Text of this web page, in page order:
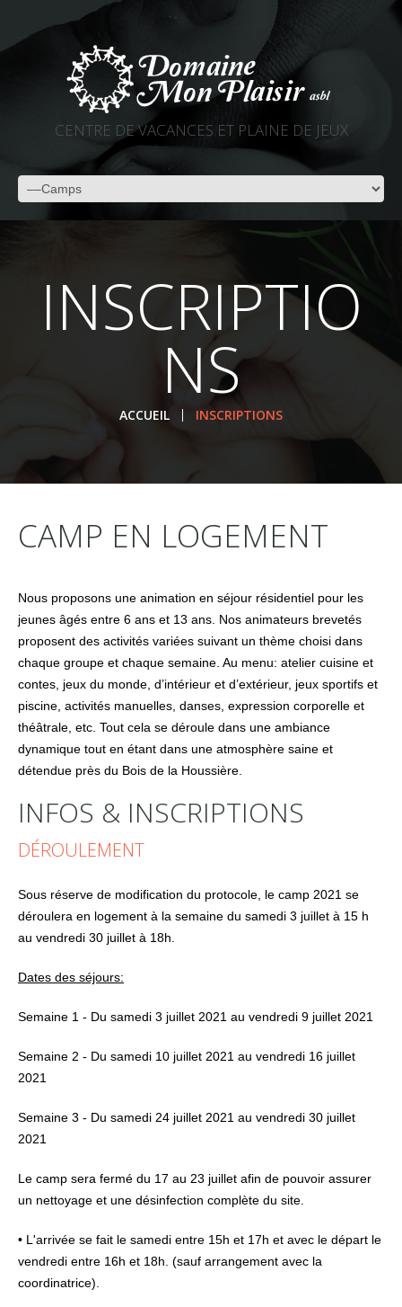
CENTRE DE VACANCES ET PLAINE DE JEUX
INSCRIPTIO
NS
ACCUEIL INSCRIPTIONS
CAMP EN LOGEMENT
Nous proposons une animation en séjour résidentiel pour les
jeunes âgés entre 6 ans et 13 ans. Nos animateurs brevetés
proposent des activités variées suivant un thème choisi dans
chaque groupe et chaque semaine. Au menu: atelier cuisine et
contes, jeux du monde, d’intérieur et d’extérieur, jeux sportifs et
piscine, activités manuelles, danses, expression corporelle et
théâtrale, etc. Tout cela se déroule dans une ambiance
dynamique tout en étant dans une atmosphère saine et
détendue près du Bois de la Houssière.
INFOS & INSCRIPTIONS
DÉROULEMENT
Sous réserve de modification du protocole, le camp 2021 se
déroulera en logement à la semaine du samedi 3 juillet à 15 h
au vendredi 30 juillet à 18h.
Dates des séjours:
Semaine 1 - Du samedi 3 juillet 2021 au vendredi 9 juillet 2021
Semaine 2 - Du samedi 10 juillet 2021 au vendredi 16 juillet
2021
Semaine 3 - Du samedi 24 juillet 2021 au vendredi 30 juillet
2021
Le camp sera fermé du 17 au 23 juillet afin de pouvoir assurer
un nettoyage et une désinfection complète du site.
• L'arrivée se fait le samedi entre 15h et 17h et avec le départ le
vendredi entre 16h et 18h. (sauf arrangement avec la
coordinatrice).